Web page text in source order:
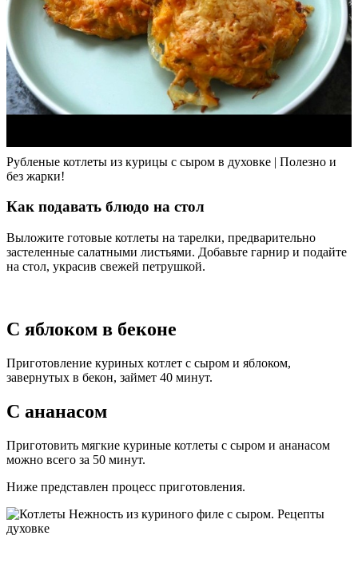
Рубленые котлеты из курицы с сыром в духовке | Полезно и
без жарки!
Как подавать блюдо на стол
Выложите готовые котлеты на тарелки, предварительно
застеленные салатными листьями. Добавьте гарнир и подайте
на стол, украсив свежей петрушкой.
С яблоком в беконе
Приготовление куриных котлет с сыром и яблоком,
завернутых в бекон, займет 40 минут.
С ананасом
Приготовить мягкие куриные котлеты с сыром и ананасом
можно всего за 50 минут.
Ниже представлен процесс приготовления.